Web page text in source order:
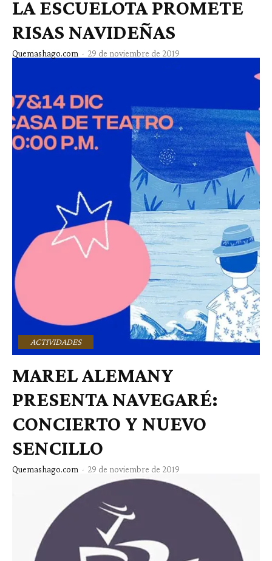
LA ESCUELOTA PROMETE
RISAS NAVIDEÑAS
Quemashago.com - 29 de noviembre de 2019
ACTIVIDADES
MAREL ALEMANY
PRESENTA NAVEGARÉ:
CONCIERTO Y NUEVO
SENCILLO
Quemashago.com - 29 de noviembre de 2019